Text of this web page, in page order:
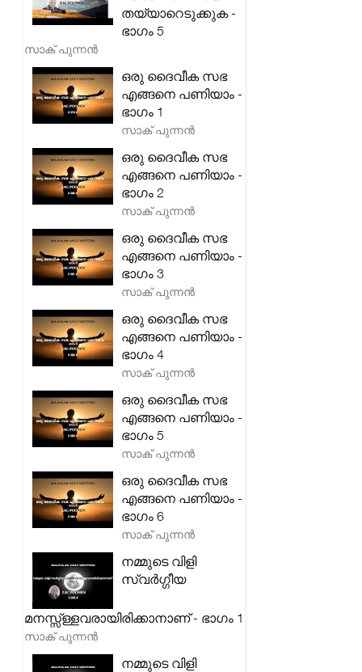
തയ്യാറെടുക്കുക -
ഭാഗം 5
സാക് പുന്നൻ
ഒരു ദൈവീക സഭ
എങ്ങനെ പണിയാം -
ഭാഗം 1
സാക് പുന്നൻ
ഒരു ദൈവീക സഭ
എങ്ങനെ പണിയാം -
ഭാഗം 2
സാക് പുന്നൻ
ഒരു ദൈവീക സഭ
എങ്ങനെ പണിയാം -
ഭാഗം 3
സാക് പുന്നൻ
ഒരു ദൈവീക സഭ
എങ്ങനെ പണിയാം -
ഭാഗം 4
സാക് പുന്നൻ
ഒരു ദൈവീക സഭ
എങ്ങനെ പണിയാം -
ഭാഗം 5
സാക് പുന്നൻ
ഒരു ദൈവീക സഭ
എങ്ങനെ പണിയാം -
ഭാഗം 6
സാക് പുന്നൻ
നമ്മുടെ വിളി
സ്വർഗ്ഗീയ
മനസ്സ്ള്ളവരായിരിക്കാനാണ് - ഭാഗം 1
സാക് പുന്നൻ
നമ്മുടെ വിളി